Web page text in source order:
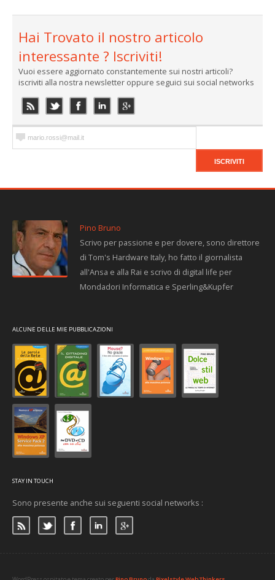
Hai Trovato il nostro articolo
interessante ? Iscriviti!
Vuoi essere aggiornato constantemente sui nostri articoli?
iscriviti alla nostra newsletter oppure seguici sui social networks
Pino Bruno
Scrivo per passione e per dovere, sono direttore
di Tom's Hardware Italy, ho fatto il giornalista
all'Ansa e alla Rai e scrivo di digital life per
Mondadori Informatica e Sperling&Kupfer
ALCUNE DELLE MIE PUBBLICAZIONI
STAY IN TOUCH
Sono presente anche sui seguenti social networks :